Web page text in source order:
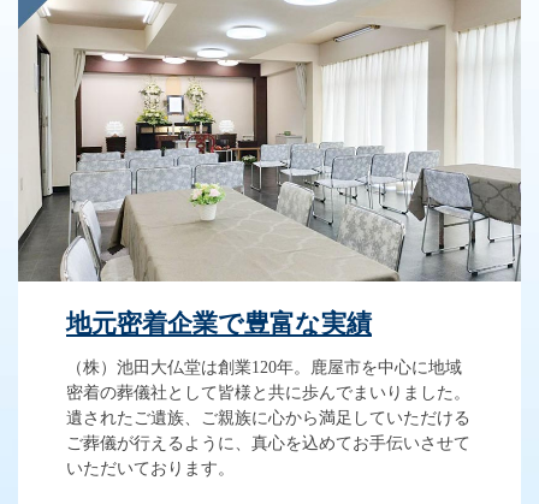
地元密着企業で豊富な実績
（株）池田大仏堂は創業120年。鹿屋市を中心に地域
密着の葬儀社として皆様と共に歩んでまいりました。
遺されたご遺族、ご親族に心から満足していただける
ご葬儀が行えるように、真心を込めてお手伝いさせて
いただいております。